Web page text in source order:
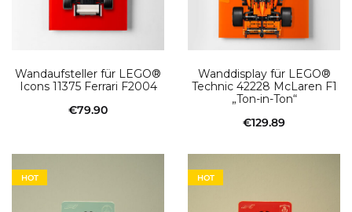
Wandaufsteller für LEGO®
Icons 11375 Ferrari F2004
€79.90
Wanddisplay für LEGO®
Technic 42228 McLaren F1
„Ton-in-Ton“
€129.89
HOT HOT